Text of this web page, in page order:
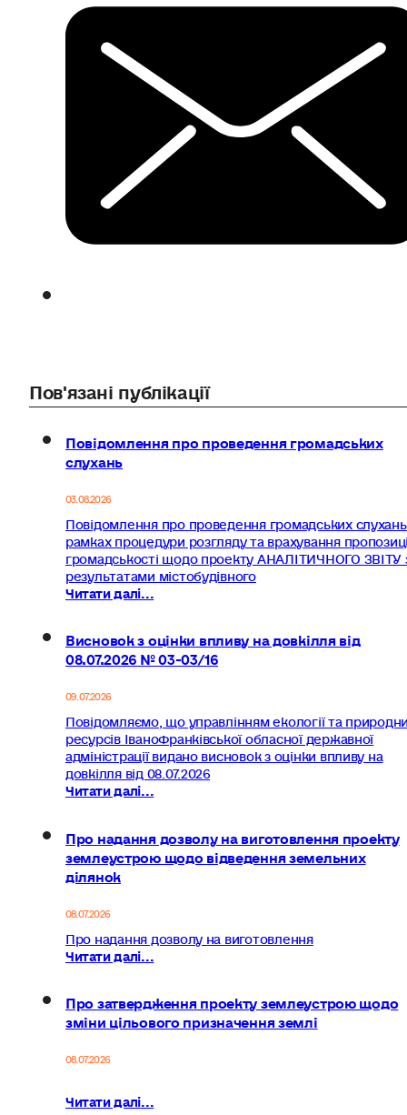
Пов'язані публікації
Повідомлення про проведення громадських
слухань
03.08.2026
Повідомлення про проведення громадських
рамках процедури розгляду та врахування
громадськості щодо проекту АНАЛІТИЧНОГО ЗВІТУ
результатами містобудівного
Читати далі...
Висновок з оцінки впливу на довкілля від
08.07.2026 № 03-03/16
09.07.2026
Повідомляємо, що управлінням екології та
ресурсів ІваноФранківської обласної державної
адміністрації видано висновок з оцінки впливу на
довкілля від 08.07.2026
Читати далі...
Про надання дозволу на виготовлення проекту
землеустрою щодо відведення земельних
ділянок
08.07.2026
Про надання дозволу на виготовлення
Читати далі...
Про затвердження проекту землеустрою щодо
зміни цільового призначення землі
08.07.2026
Читати далі...